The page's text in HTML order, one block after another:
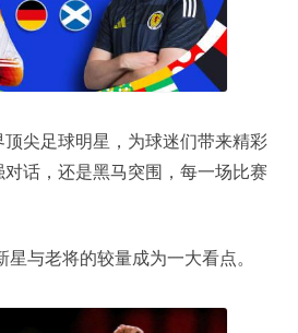
尖足球明星，为球迷们带来精彩
话，还是黑马突围，每一场比赛
与老将的较量成为一大看点。